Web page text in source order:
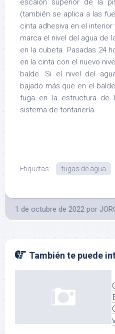
escalón superior de la
(también se aplica a las
cinta adhesiva en el
marca el nivel del agua de
en la cubeta. Pasadas 24
en la cinta con el nuevo
balde. Si el nivel del
bajado más que en el
fuga en la estructura de
sistema de fontanería.
Etiquetas: fugas de agua
1 de octubre de 2022 por
También te puede